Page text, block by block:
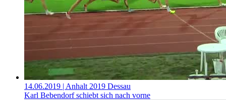
14.06.2019 | Anhalt 2019 Dessau
Karl Bebendorf schiebt sich nach vorne